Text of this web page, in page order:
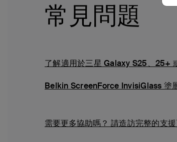
常見問題
了解適用於三星 Galaxy S25、25+
Belkin ScreenForce InvisiGlass 塗
需要更多協助嗎？ 請造訪完整的支